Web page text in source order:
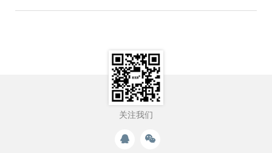
关注我们